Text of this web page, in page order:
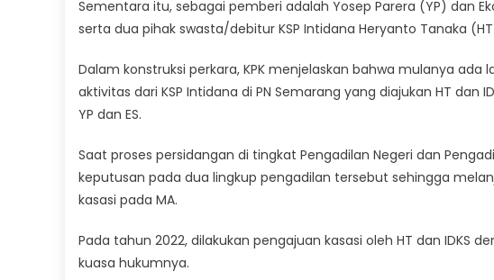
Sementara itu, sebagai pemberi adalah Yosep Parera (YP) dan
serta dua pihak swasta/debitur KSP Intidana Heryanto Tanaka
Dalam konstruksi perkara, KPK menjelaskan bahwa mulanya
aktivitas dari KSP Intidana di PN Semarang yang diajukan HT dan
YP dan ES.
Saat proses persidangan di tingkat Pengadilan Negeri dan
keputusan pada dua lingkup pengadilan tersebut sehingga
kasasi pada MA.
Pada tahun 2022, dilakukan pengajuan kasasi oleh HT dan IDKS
kuasa hukumnya.